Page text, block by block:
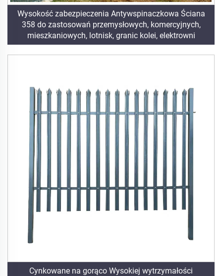
Wysokość zabezpieczenia Antywspinaczkowa Ściana
358 do zastosowań przemysłowych, komercyjnych,
mieszkaniowych, lotnisk, granic kolei, elektrowni
Cynkowane na gorąco Wysokiej wytrzymałości